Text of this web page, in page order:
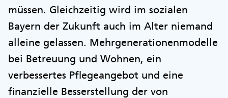
müssen. Gleichzeitig wird im sozialen
Bayern der Zukunft auch im Alter niemand
alleine gelassen. Mehrgenerationenmodelle
bei Betreuung und Wohnen, ein
verbessertes Pflegeangebot und eine
finanzielle Besserstellung der von